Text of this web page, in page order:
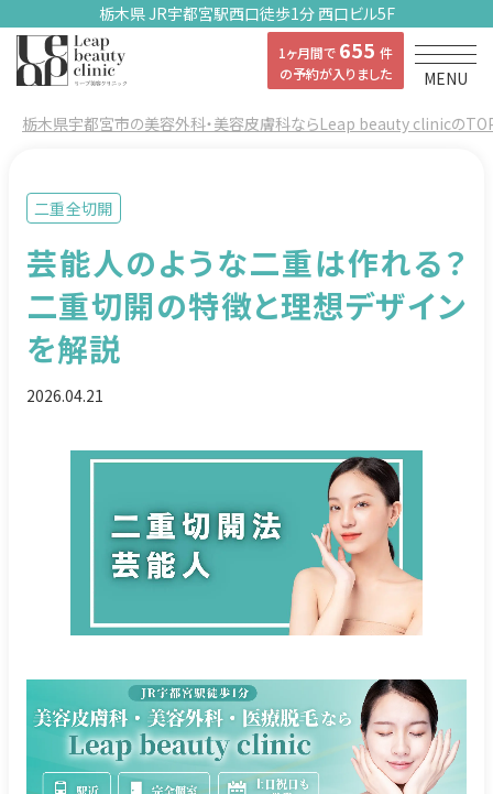
栃木県 JR宇都宮駅西口徒歩1分 西口ビル5F
1ヶ月間で 655 件
の予約が入りました
MENU
栃木県宇都宮市の美容外科・美容皮膚科ならLeap beauty clinicの
二重全切開
芸能人のような二重は作れる？
二重切開の特徴と理想デザイン
を解説
2026.04.21